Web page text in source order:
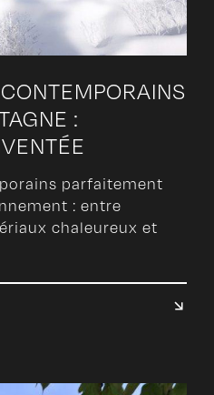
:
parfaitement
: entre
chaleureux et